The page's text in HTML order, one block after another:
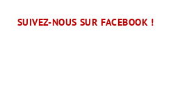
SUIVEZ-NOUS SUR FACEBOOK !